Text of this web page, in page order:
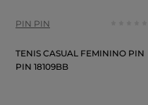
PIN PIN
TENIS CASUAL FEMININO PIN
PIN 18109BB